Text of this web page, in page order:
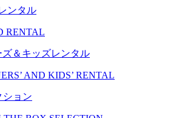
ンタル
RENTAL
ズ＆キッズレンタル
AND KIDS’ RENTAL
ション